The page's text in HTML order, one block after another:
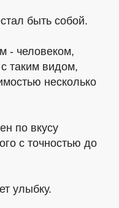
быть собой.
- человеком,
таким видом,
несколько
по вкусу
с точностью до
улыбку.